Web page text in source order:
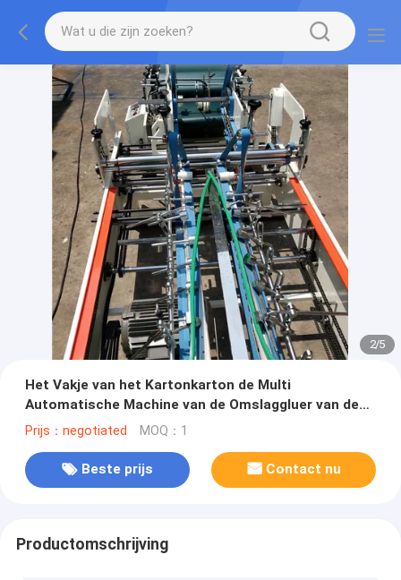
2/5
Het Vakje van het Kartonkarton de Multi
Automatische Machine van de Omslaggluer van de
Slotbodem
Prijs：negotiated MOQ：1
Beste prijs Contact nu
Productomschrijving